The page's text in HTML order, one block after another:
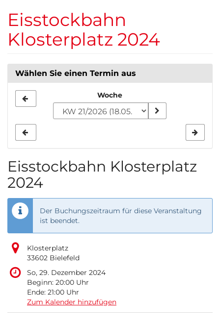
Haupt-
Inhalt
springen
Eisstockbahn
Klosterplatz 2024
Wählen Sie einen Termin aus
zur
Woche
Eisstockbahn Klosterplatz
2024
Der Buchungszeitraum für diese Veranstaltung
ist beendet.
Klosterplatz
33602 Bielefeld
So, 29. Dezember 2024
Beginn: 20:00 Uhr
Ende: 21:00 Uhr
Zum Kalender hinzufügen